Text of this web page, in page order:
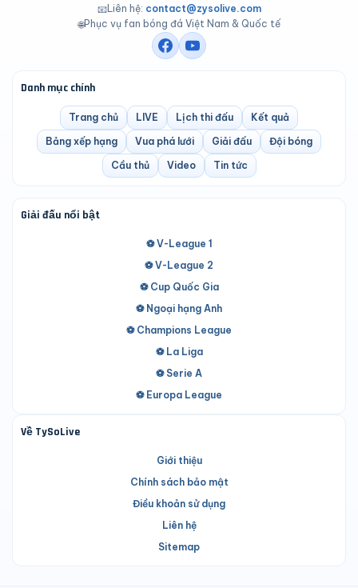
📧Liên hệ: contact@zysolive.com
🌐Phục vụ fan bóng đá Việt Nam & Quốc tế
Danh mục chính
Trang chủ LIVE Lịch thi đấu
Kết quả
Bảng xếp hạng
Vua phá lưới Giải đấu
Đội bóng
Cầu thủ
Video Tin tức
Giải đấu nổi bật
⚽ V-League 1
⚽ V-League 2
⚽ Cup Quốc Gia
⚽ Ngoại hạng Anh
⚽ Champions League
⚽ La Liga
⚽ Serie A
⚽ Europa League
Về TySoLive
Giới thiệu
Chính sách bảo mật
Điều khoản sử dụng
Liên hệ
Sitemap